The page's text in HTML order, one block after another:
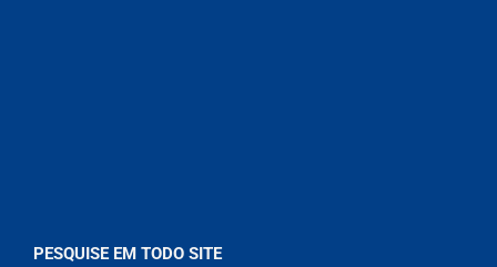
PESQUISE EM TODO SITE